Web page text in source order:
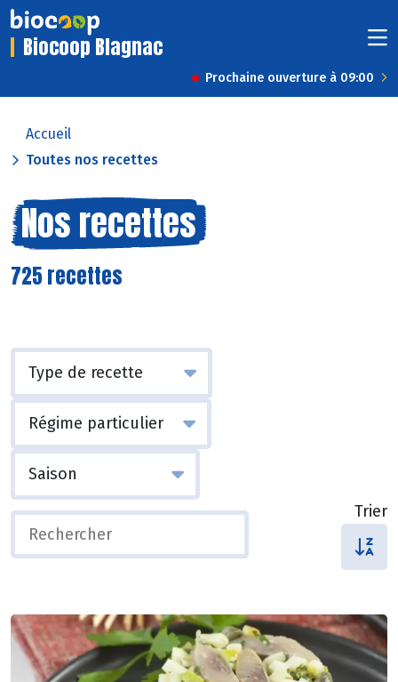
Biocoop Blagnac
Prochaine ouverture à 09:00
Accueil
Toutes nos recettes
Nos recettes
725 recettes
Trier